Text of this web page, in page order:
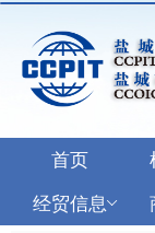
首页
经贸信息